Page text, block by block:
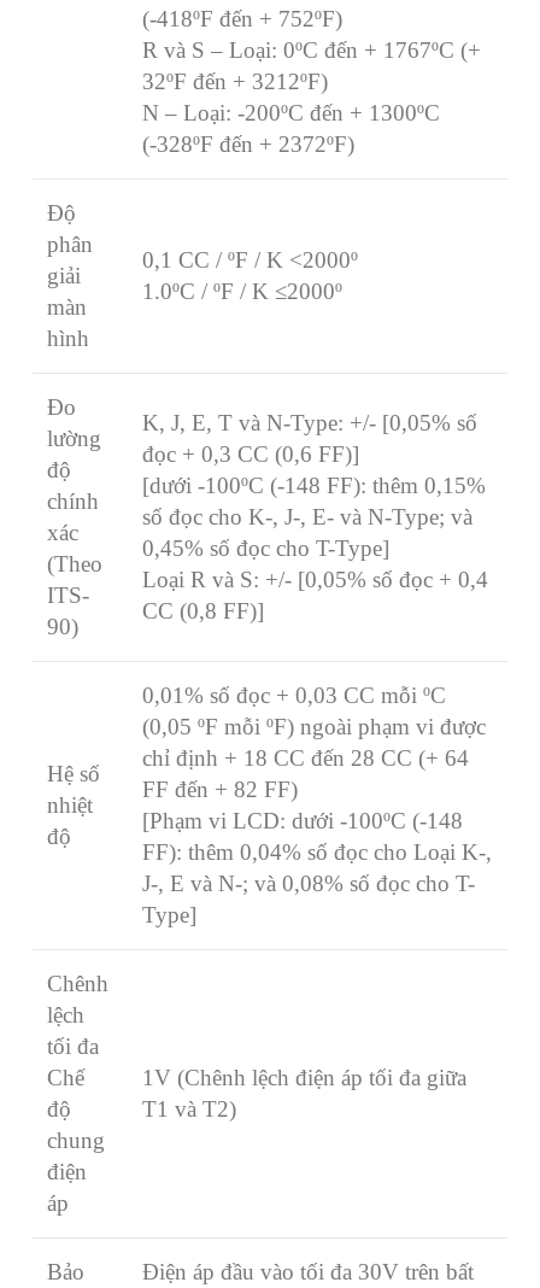
(-418ºF đến + 752ºF)
R và S – Loại: 0ºC đến + 1767ºC (+
32ºF đến + 3212ºF)
N – Loại: -200ºC đến + 1300ºC
(-328ºF đến + 2372ºF)
Độ
phân
giải
màn
hình
0,1 CC / ºF / K <2000º
1.0ºC / ºF / K ≤2000º
Đo
lường
độ
chính
xác
(Theo
ITS-
90)
K, J, E, T và N-Type: +/- [0,05% số
đọc + 0,3 CC (0,6 FF)]
[dưới -100ºC (-148 FF): thêm 0,15%
số đọc cho K-, J-, E- và N-Type; và
0,45% số đọc cho T-Type]
Loại R và S: +/- [0,05% số đọc + 0,4
CC (0,8 FF)]
Hệ số
nhiệt
độ
0,01% số đọc + 0,03 CC mỗi ºC
(0,05 ºF mỗi ºF) ngoài phạm vi được
chỉ định + 18 CC đến 28 CC (+ 64
FF đến + 82 FF)
[Phạm vi LCD: dưới -100ºC (-148
FF): thêm 0,04% số đọc cho Loại K-,
J-, E và N-; và 0,08% số đọc cho T-
Type]
Chênh
lệch
tối đa
Chế
độ
chung
điện
áp
1V (Chênh lệch điện áp tối đa giữa
T1 và T2)
Bảo
Điện áp đầu vào tối đa 30V trên bất